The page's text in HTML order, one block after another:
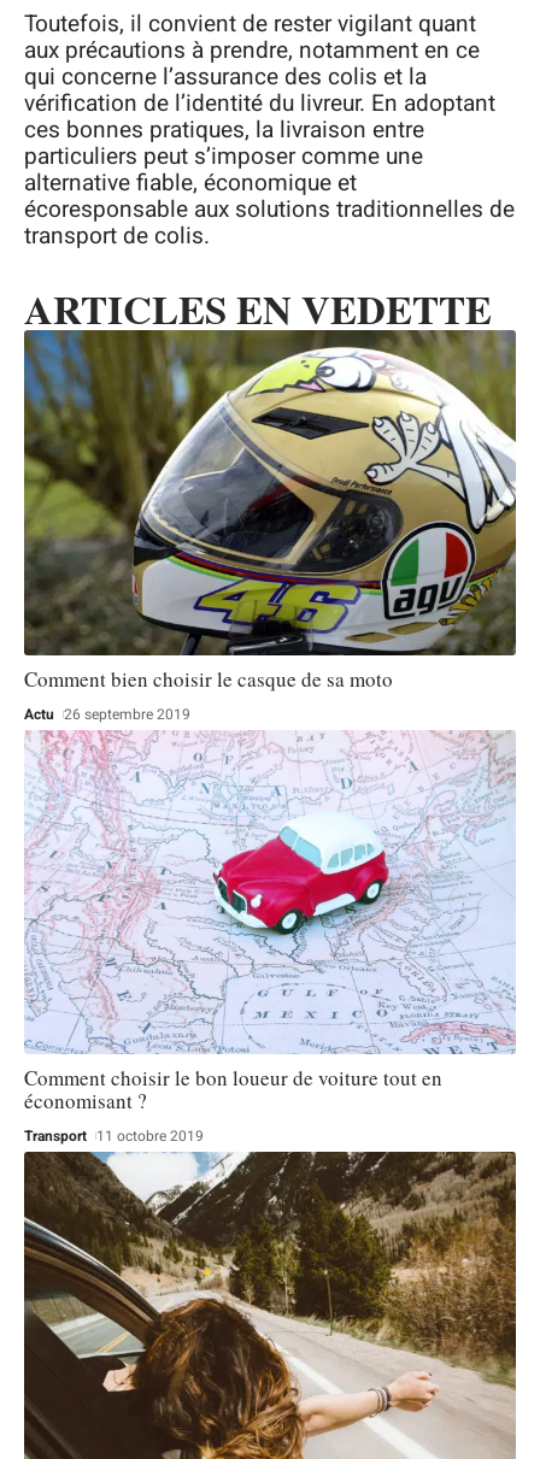
Toutefois, il convient de rester vigilant quant
aux précautions à prendre, notamment en ce
qui concerne l’assurance des colis et la
vérification de l’identité du livreur. En adoptant
ces bonnes pratiques, la livraison entre
particuliers peut s’imposer comme une
alternative fiable, économique et
écoresponsable aux solutions traditionnelles de
transport de colis.
ARTICLES EN VEDETTE
Comment bien choisir le casque de sa moto
Actu 26 septembre 2019
Comment choisir le bon loueur de voiture tout en
économisant ?
Transport 11 octobre 2019